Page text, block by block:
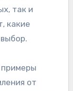
так и
какие
примеры
от